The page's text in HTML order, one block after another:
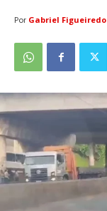
Por Gabriel Figueiredo